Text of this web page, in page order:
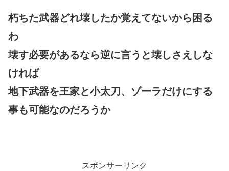
朽ちた武器どれ壊したか覚えてないから困る
わ
壊す必要があるなら逆に言うと壊しさえしな
ければ
地下武器を王家と小太刀、ゾーラだけにする
事も可能なのだろうか
スポンサーリンク